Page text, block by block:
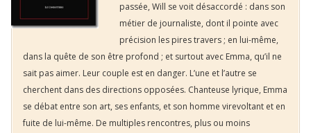
passée, Will se voit désaccordé : dans son
métier de journaliste, dont il pointe avec
précision les pires travers ; en lui-même,
dans la quête de son être profond ; et surtout avec Emma, qu’il ne
sait pas aimer. Leur couple est en danger. L’une et l’autre se
cherchent dans des directions opposées. Chanteuse lyrique, Emma
se débat entre son art, ses enfants, et son homme virevoltant et en
fuite de lui-même. De multiples rencontres, plus ou moins